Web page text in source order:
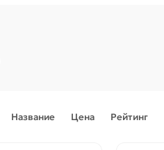
Название Цена Рейтинг